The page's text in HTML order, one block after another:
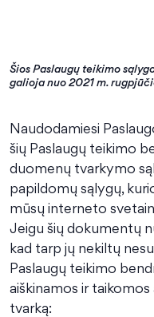
Šios Paslaugų teikimo
galioja nuo 2021 m.
Naudodamiesi
šių Paslaugų teikimo
duomenų tvarkymo
papildomų sąlygų,
mūsų interneto
Jeigu šių dokumentų
kad tarp jų nekiltų
Paslaugų teikimo
aiškinamos ir
tvarką: